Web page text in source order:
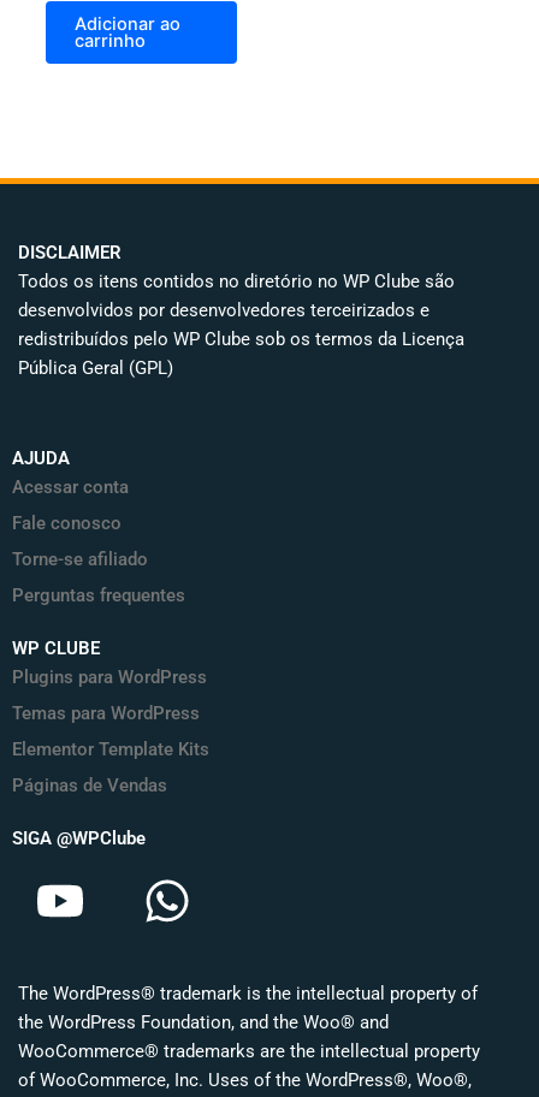
Adicionar ao
carrinho
DISCLAIMER
Todos os itens contidos no diretório no WP Clube são
desenvolvidos por desenvolvedores terceirizados e
redistribuídos pelo WP Clube sob os termos da Licença
Pública Geral (GPL)
AJUDA
Acessar conta
Fale conosco
Torne-se afiliado
Perguntas frequentes
WP CLUBE
Plugins para WordPress
Temas para WordPress
Elementor Template Kits
Páginas de Vendas
SIGA @WPClube
Y
o
u
t
u
W
h
a
t
s
The WordPress® trademark is the intellectual property of
the WordPress Foundation, and the Woo® and
WooCommerce® trademarks are the intellectual property
of WooCommerce, Inc. Uses of the WordPress®, Woo®,